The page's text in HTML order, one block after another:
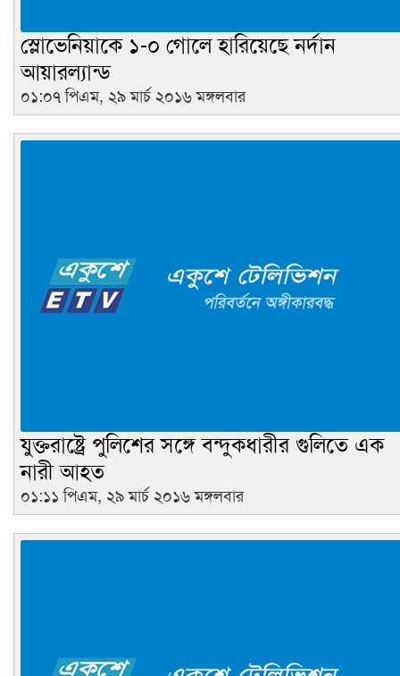
স্লোভেনিয়াকে ১-০ গোলে হারিয়েছে নর্দান
আয়ারল্যান্ড
০১:০৭ পিএম, ২৯ মার্চ ২০১৬ মঙ্গলবার
যুক্তরাষ্ট্রে পুলিশের সঙ্গে বন্দুকধারীর গুলিতে এক
নারী আহত
০১:১১ পিএম, ২৯ মার্চ ২০১৬ মঙ্গলবার